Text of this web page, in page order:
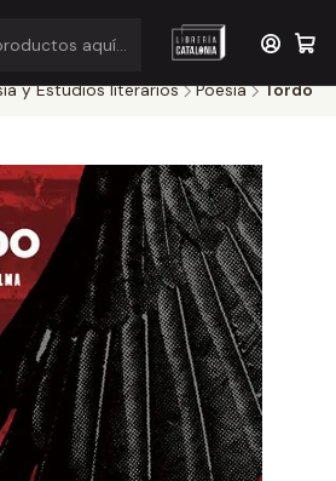
a $1.000 en RM por compras sobre
y Estudios literarios Poesia Tordo